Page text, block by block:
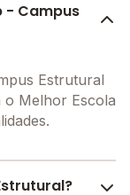
- Campus
Estrutural
o Melhor Escola